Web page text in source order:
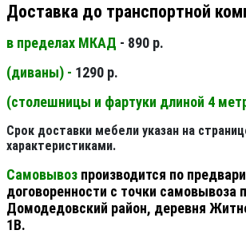
Доставка до транспортной
в пределах МКАД - 890 р.
(диваны) - 1290 р.
(столешницы и фартуки длиной 4
Срок доставки мебели указан на
характеристиками.
Самовывоз производится по
договоренности с точки самовывоза
Домодедовский район, деревня
1В.